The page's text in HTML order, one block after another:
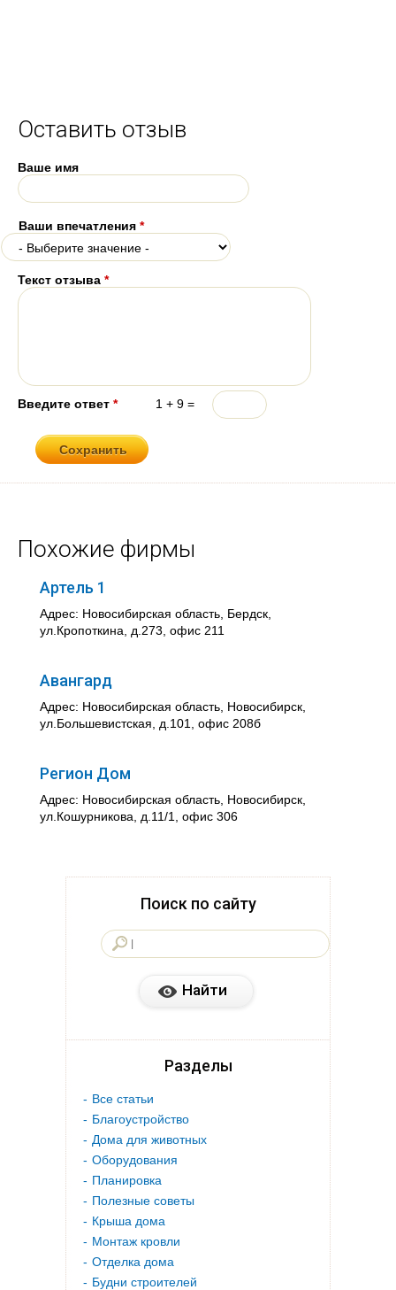
Оставить отзыв
Ваше имя
Ваши впечатления *
Текст отзыва *
Введите ответ * 1 + 9 =
Похожие фирмы
Артель 1
Адрес: Новосибирская область, Бердск,
ул.Кропоткина, д.273, офис 211
Авангард
Адрес: Новосибирская область, Новосибирск,
ул.Большевистская, д.101, офис 208б
Регион Дом
Адрес: Новосибирская область, Новосибирск,
ул.Кошурникова, д.11/1, офис 306
Поиск по сайту
Разделы
Все статьи
Благоустройство
Дома для животных
Оборудования
Планировка
Полезные советы
Крыша дома
Монтаж кровли
Отделка дома
Будни строителей